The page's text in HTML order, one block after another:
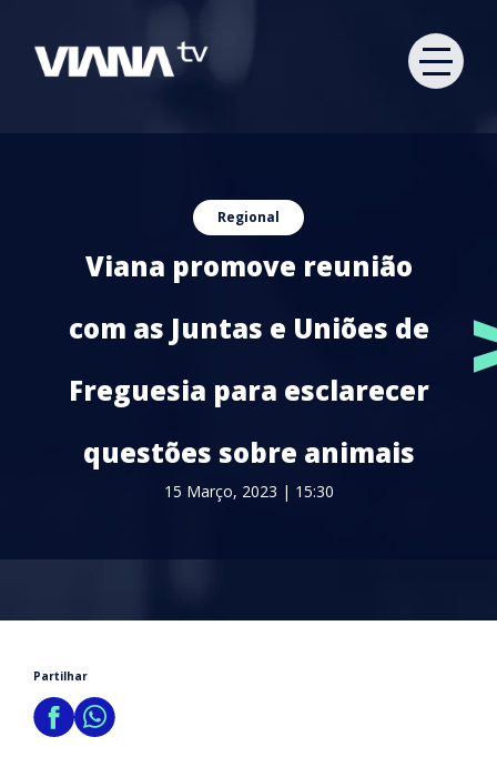
Regional
Viana promove reunião
com as Juntas e Uniões de
Freguesia para esclarecer
questões sobre animais
15 Março, 2023 | 15:30
Partilhar